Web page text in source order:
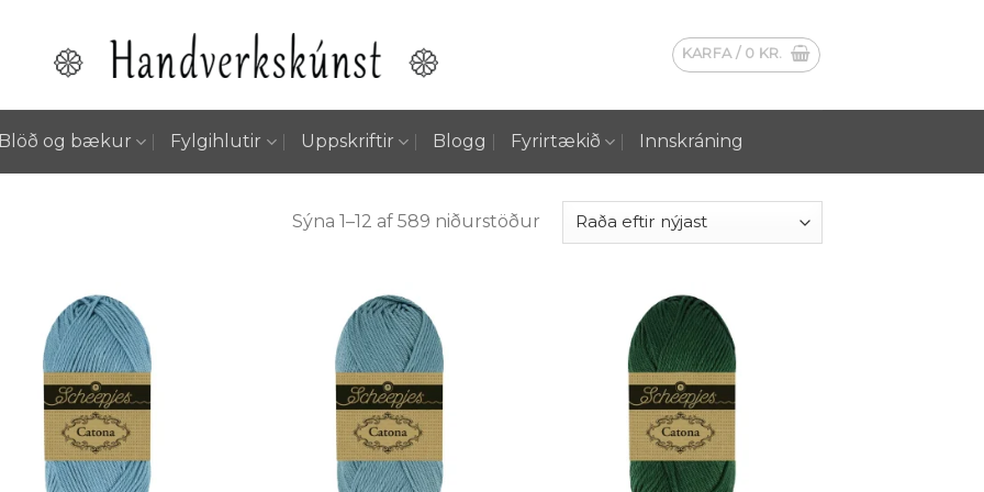
KARFA / 0 KR.
Blöð og bækur Fylgihlutir Uppskriftir Blogg Fyrirtækið Innskráning
Sýna 1–12 af 589 niðurstöður